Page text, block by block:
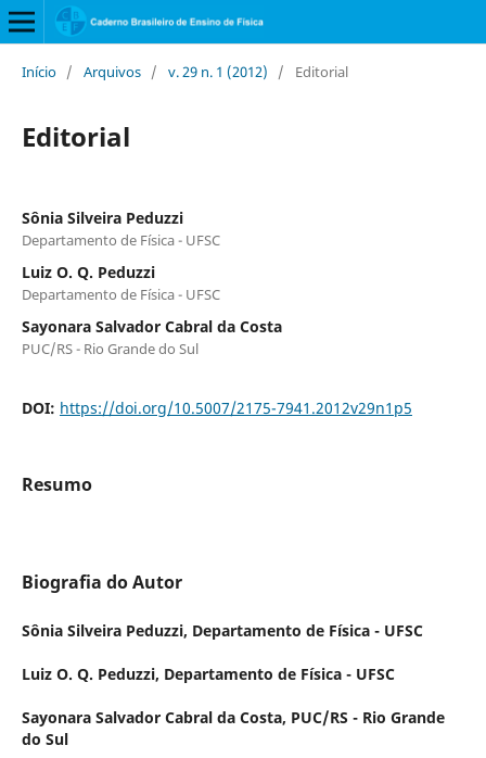
Início / Arquivos / v. 29 n. 1 (2012) / Editorial
Editorial
Sônia Silveira Peduzzi
Departamento de Física - UFSC
Luiz O. Q. Peduzzi
Departamento de Física - UFSC
Sayonara Salvador Cabral da Costa
PUC/RS - Rio Grande do Sul
DOI: https://doi.org/10.5007/2175-7941.2012v29n1p5
Resumo
Biografia do Autor
Sônia Silveira Peduzzi, Departamento de Física - UFSC
Luiz O. Q. Peduzzi, Departamento de Física - UFSC
Sayonara Salvador Cabral da Costa, PUC/RS - Rio Grande
do Sul